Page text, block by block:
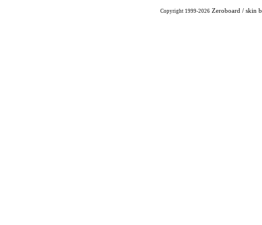
Copyright 1999-2026 Zeroboard / skin